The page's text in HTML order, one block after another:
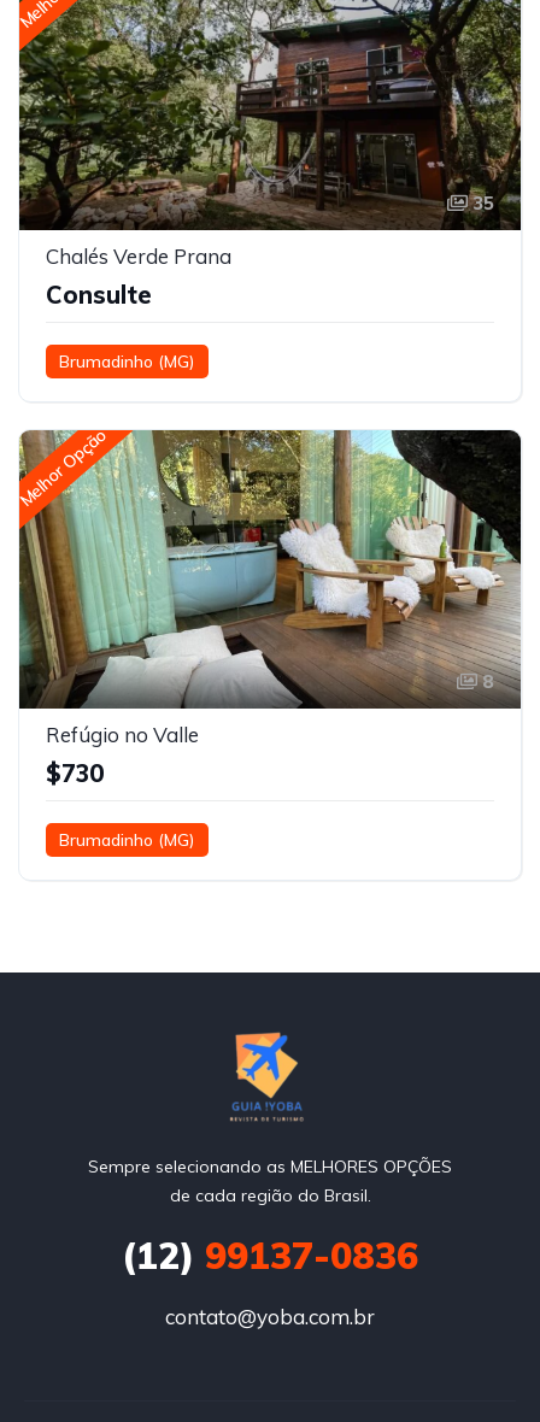
35
Chalés Verde Prana
Consulte
Brumadinho (MG)
Melhor Opção
8
Refúgio no Valle
$730
Brumadinho (MG)
Sempre selecionando as MELHORES OPÇÕES
de cada região do Brasil.
(12) 99137-0836
contato@yoba.com.br